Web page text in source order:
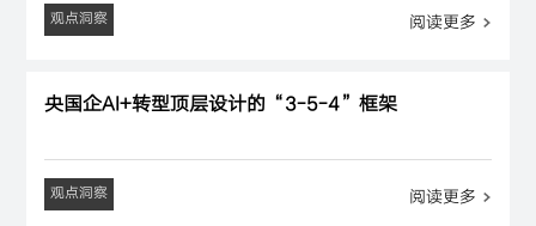
观点洞察 阅读更多
央国企AI+转型顶层设计的“3-5-4”框架
观点洞察 阅读更多